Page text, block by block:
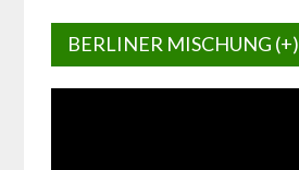
BERLINER MISCHUNG (+)